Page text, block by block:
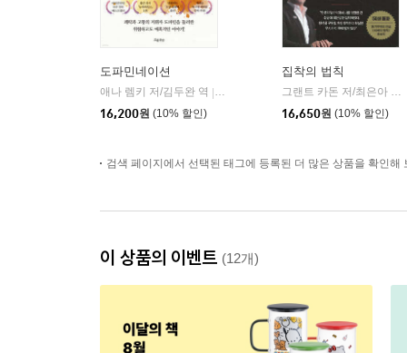
도파민네이션
애나 렘키 저/김두완 역
흐름출판
16,200원 (10% 할인)
집착의 법칙
그랜트 카돈 저/최은아 역
16,650원 (10% 할인)
검색 페이지에서 선택된 태그에 등록된 더 많은 상품을 확인해
이 상품의 이벤트 (12개)